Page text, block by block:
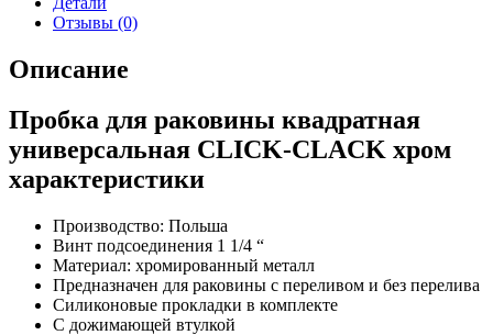
Отзывы (0)
Описание
Пробка для раковины квадратная
универсальная CLICK-CLACK хром
характеристики
Производство: Польша
Винт подсоединения 1 1/4 “
Материал: хромированный металл
Предназначен для раковины с переливом и без перелива
Силиконовые прокладки в комплекте
C дожимающей втулкой